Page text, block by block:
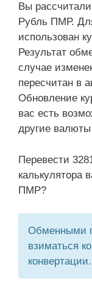
Вы
Рубль ПМР.
использован
Результат
случае
пересчитан в
Обновление
вас есть
другие
Перевести
калькулятора
ПМР?
Обменными
взиматься
конвертации.